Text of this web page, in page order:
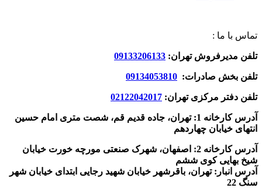
تماس با ما :
تلفن مدیرفروش تهران: 09133206133
تلفن بخش صادرات: 09134053810
تلفن دفتر مرکزی تهران: 02122042017
آدرس کارخانه 1: تهران، جاده قدیم قم، شصت متری امام حسین
انتهای خیابان چهاردهم
آدرس کارخانه 2: اصفهان، شهرک صنعتی مورچه خورت خیابان
شیخ بهایی کوی ششم
آدرس انبار: تهران، باقرشهر خیابان شهید رجایی ابتدای خیابان شهر
سنگ 22